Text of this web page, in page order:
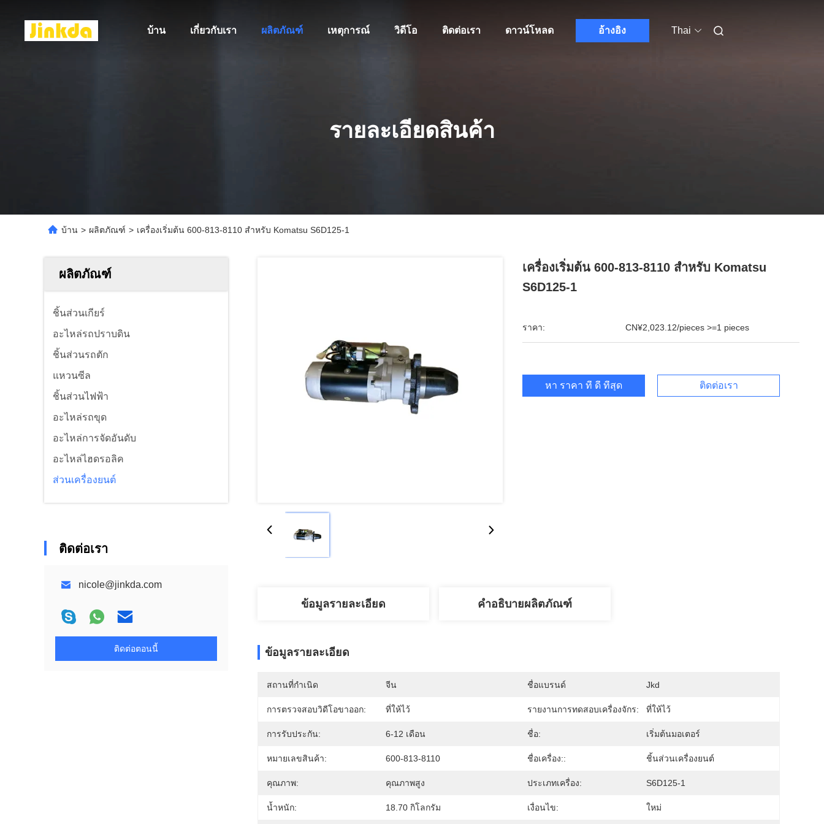
บ้าน เกี่ยวกับเรา ผลิตภัณฑ์ เหตุการณ์ วิดีโอ ติดต่อเรา ดาวน์โหลด อ้างอิง Thai
รายละเอียดสินค้า
บ้าน > ผลิตภัณฑ์ > เครื่องเริ่มต้น 600-813-8110 สําหรับ Komatsu S6D125-1
ผลิตภัณฑ์
ชิ้นส่วนเกียร์
อะไหล่รถปราบดิน
ชิ้นส่วนรถตัก
แหวนซีล
ชิ้นส่วนไฟฟ้า
อะไหล่รถขุด
อะไหล่การจัดอันดับ
อะไหล่ไฮดรอลิค
ส่วนเครื่องยนต์
ติดต่อเรา
nicole@jinkda.com
ติดต่อตอนนี้
เครื่องเริ่มต้น 600-813-8110 สําหรับ Komatsu
S6D125-1
ราคา: CN¥2,023.12/pieces >=1 pieces
หา ราคา ที่ ดี ที่สุด ติดต่อเรา
ข้อมูลรายละเอียด คำอธิบายผลิตภัณฑ์
ข้อมูลรายละเอียด
สถานที่กำเนิด จีน ชื่อแบรนด์ Jkd
การตรวจสอบวิดีโอขาออก: ที่ให้ไว้ รายงานการทดสอบเครื่องจักร: ที่ให้ไว้
การรับประกัน: 6-12 เดือน ชื่อ: เริ่มต้นมอเตอร์
หมายเลขสินค้า: 600-813-8110 ชื่อเครื่อง:: ชิ้นส่วนเครื่องยนต์
คุณภาพ: คุณภาพสูง ประเภทเครื่อง: S6D125-1
น้ำหนัก: 18.70 กิโลกรัม เงื่อนไข: ใหม่